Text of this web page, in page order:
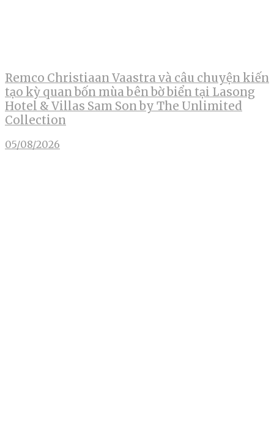
Remco Christiaan Vaastra và câu chuyện kiến
tạo kỳ quan bốn mùa bên bờ biển tại Lasong
Hotel & Villas Sam Son by The Unlimited
Collection
05/08/2026